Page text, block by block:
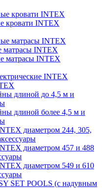
кровати INTEX
кровати INTEX
матрасы INTEX
матрасы INTEX
матрасы INTEX
INTEX
длиной до 4,5 м и
длиной более 4,5 м и
диаметром 244, 305,
диаметром 457 и 488
диаметром 549 и 610
SET POOLS (с надувным